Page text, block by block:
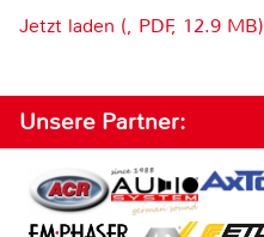
Jetzt laden (, PDF, 12.9 MB)
Unsere Partner: